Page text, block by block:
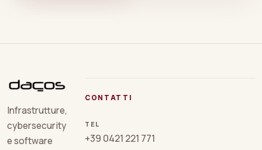
Infrastrutture,
cybersecurity
e software
CONTATTI
TEL
+39 0421 221 771